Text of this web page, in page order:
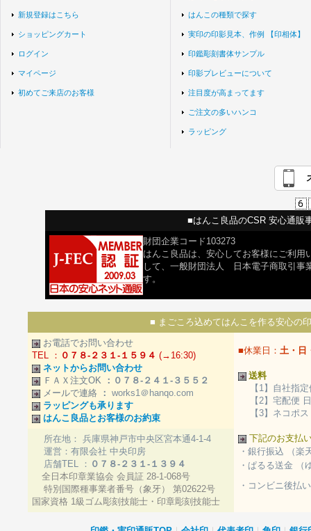
新規登録はこちら
ショッピングカート
ログイン
マイページ
初めてご来店のお客様
はんこの種類で探す
実印の印影見本、作例 【印相体】
印鑑彫刻書体サンプル
印影プレビューについて
注目度が高まってます
ご注文の多いハンコ
ラッピング
■はんこ良品のCSR 安心通販
財団企業コード103273
はんこ良品は、安心してお客様にご利
して、一般財団法人 日本電子商取引事
す。
■ まごころ込めてはんこを作る安心
お電話でお問い合わせ
TEL ： ０７８-２３１-１５９４ (→16:30)
ネットからお問い合わせ
ＦＡＸ注文OK ：０７８-２４１-３５５２
メールで連絡 ： works1＠hanqo.com
ラッピングも承ります
はんこ良品とお客様のお約束
■休業日： 土・日
送料
【1】自社指定
【2】宅配便
【3】ネコポス
下記のお支払
・銀行振込 （楽
・ぱるる送金 （
・コンビニ後払
所在地： 兵庫県神戸市中央区宮本通4-1-4
運営：有限会社 中央印房
店舗TEL ： ０７８-２３１-１３９４
全日本印章業協会 会員証 28-1-068号
特別国際種事業者番号（象牙） 第02622号
国家資格 1級ゴム彫刻技能士・印章彫刻技能士